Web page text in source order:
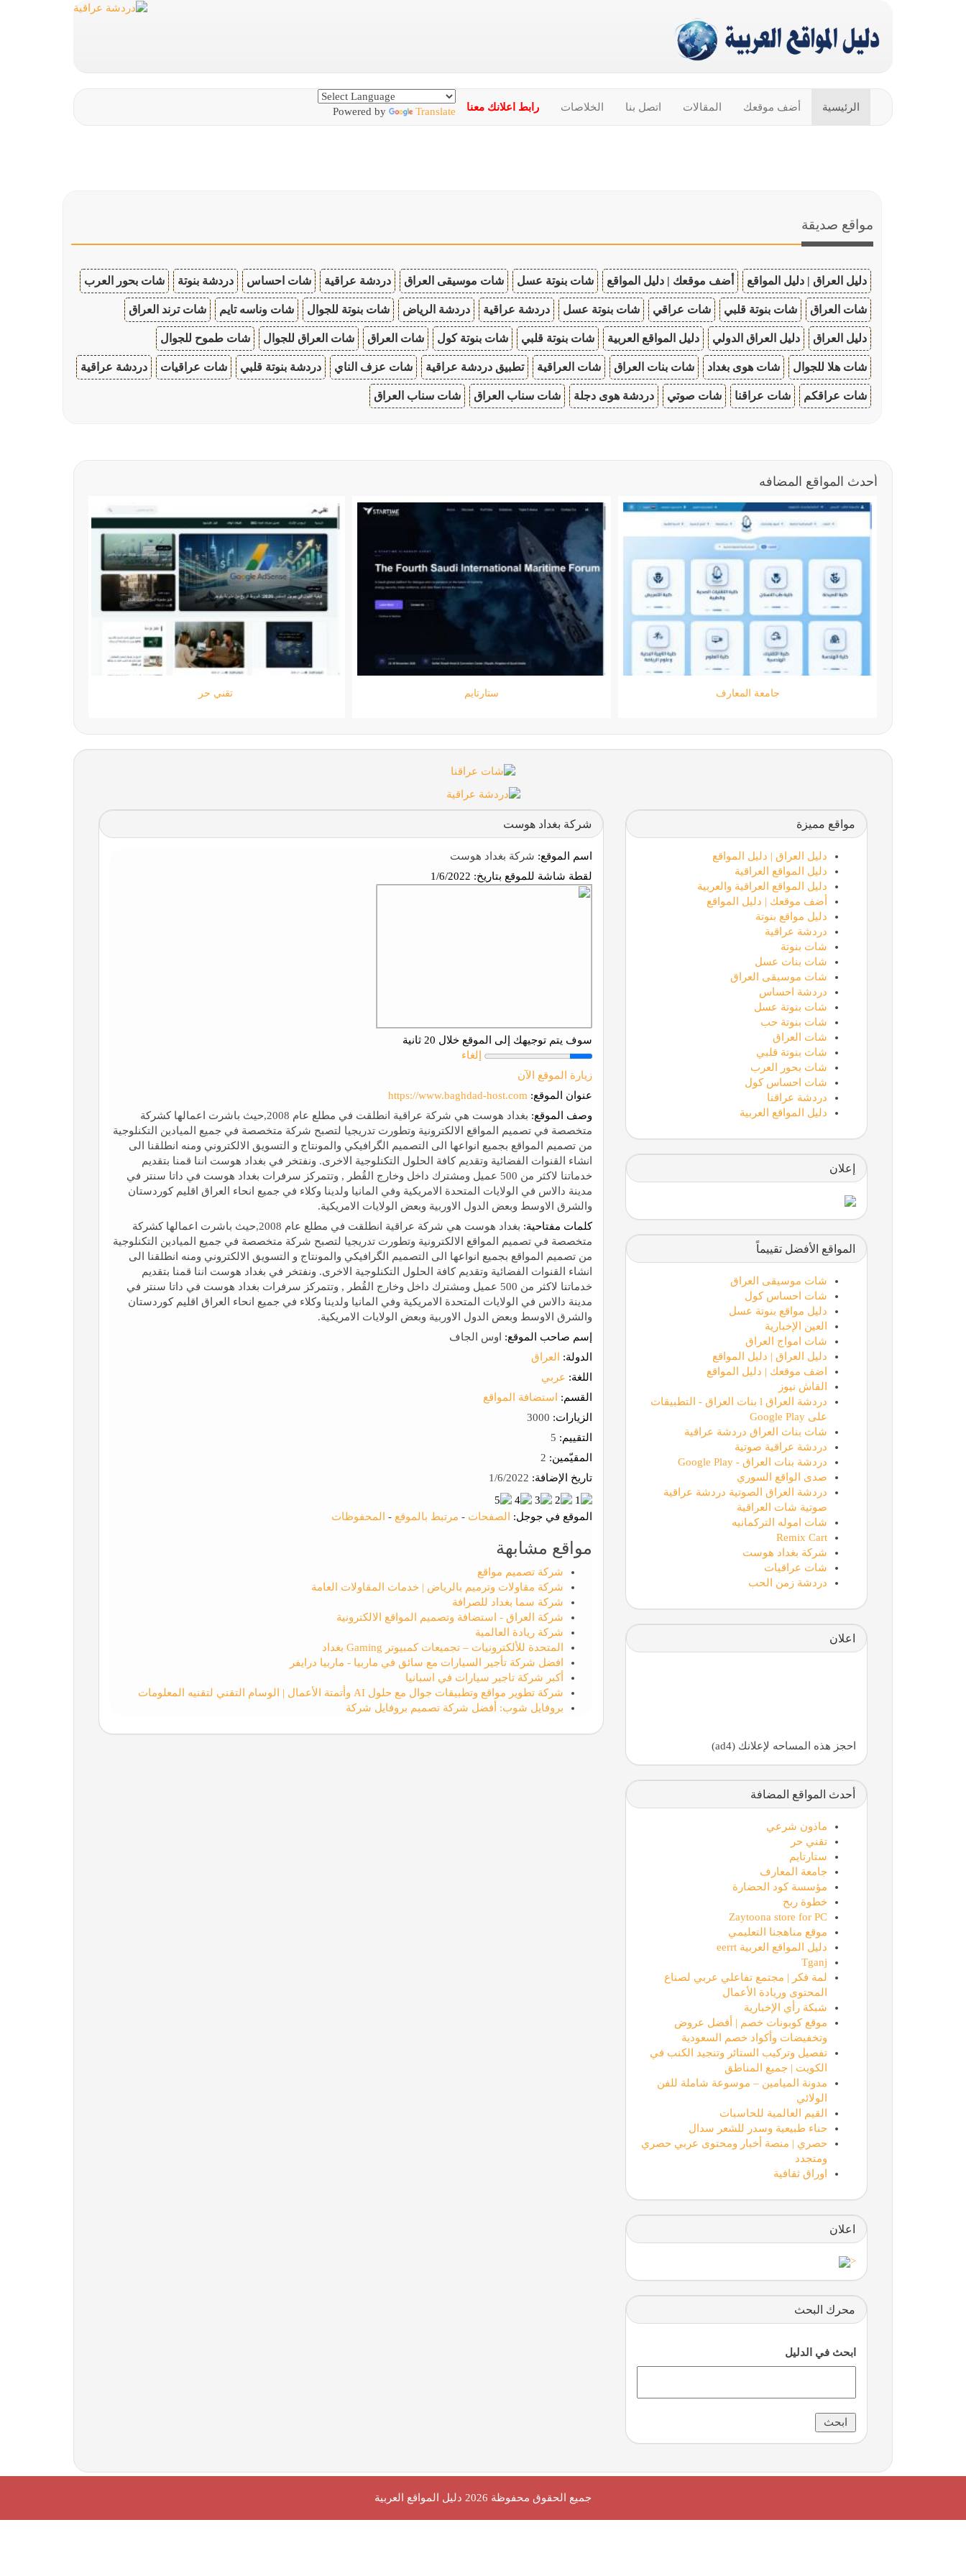
الرئيسية أضف موقعك المقالات اتصل بنا الخلاصات رابط اعلانك معنا Powered by Translate
مواقع صديقة
دليل العراق | دليل المواقع أضف موقعك | دليل المواقع شات بنوتة عسل شات موسيقى العراق دردشة عراقية شات احساس دردشة بنوتة شات بحور العرب
شات العراق شات بنوتة قلبي شات عراقي شات بنوتة عسل دردشة عراقية دردشة الرياض شات بنوتة للجوال شات وناسه تايم شات ترند العراق
دليل العراق دليل العراق الدولي دليل المواقع العربية شات بنوتة قلبي شات بنوتة كول شات العراق شات العراق للجوال شات طموح للجوال
شات هلا للجوال شات هوى بغداد شات بنات العراق شات العراقية تطبيق دردشة عراقية شات عزف الناي دردشة بنوتة قلبي شات عراقيات دردشة عراقية
شات عراقكم شات عراقنا شات صوتي دردشة هوى دجلة شات سناب العراق شات سناب العراق
أحدث المواقع المضافه
ستارتايم جامعة المعارف مؤسسة كود الحضارة
شركة بغداد هوست
اسم الموقع: شركة بغداد هوست
لقطة شاشة للموقع بتاريخ:
سوف يتم توجيهك إلى الموقع خلال 20 ثانية
إلغاء
زيارة الموقع الآن
عنوان الموقع: https://www.baghdad-host.com
وصف الموقع:
بغداد هوست هي شركة عراقية انطلقت في مطلع عام 2008,حيث باشرت اعمالها كشركة
متخصصة في تصميم المواقع الالكترونية وتطورت تدريجيا لتصبح شركة متخصصة في جميع الميادين التكنلوجية
من تصميم المواقع بجميع انواعها الى التصميم الگرافيكي والمونتاج و التسويق الالكتروني ومنه انطلقنا الى
انشاء القنوات الفضائية وتقديم كافة الحلول التكنلوجية الاخرى. ونفتخر في بغداد هوست اننا قمنا بتقديم
خدماتنا لاكثر من 500 عميل ومشترك داخل وخارج القُطر , وتتمركز سرفرات بغداد هوست في داتا سنتر في
مدينة دالاس في الولايات المتحدة الامريكية وفي المانيا ولدينا وكلاء في جميع انحاء العراق اقليم كوردستان
والشرق الاوسط وبعض الدول الاوربية وبعض الولايات الامريكية.
كلمات مفتاحية:
بغداد هوست هي شركة عراقية انطلقت في مطلع عام 2008,حيث باشرت اعمالها كشركة
متخصصة في تصميم المواقع الالكترونية وتطورت تدريجيا لتصبح شركة متخصصة في جميع الميادين التكنلوجية
من تصميم المواقع بجميع انواعها الى التصميم الگرافيكي والمونتاج و التسويق الالكتروني ومنه انطلقنا الى
انشاء القنوات الفضائية وتقديم كافة الحلول التكنلوجية الاخرى. ونفتخر في بغداد هوست اننا قمنا بتقديم
خدماتنا لاكثر من 500 عميل ومشترك داخل وخارج القُطر , وتتمركز سرفرات بغداد هوست في داتا سنتر في
مدينة دالاس في الولايات المتحدة الامريكية وفي المانيا ولدينا وكلاء في جميع انحاء العراق اقليم كوردستان
والشرق الاوسط وبعض الدول الاوربية وبعض الولايات الامريكية.
إسم صاحب الموقع: اوس الجاف
الدولة:
العراق
اللغة: عربي
القسم:
استضافة المواقع
الزيارات:
التقييم:
المقيّمين:
تاريخ الإضافة:
الموقع في جوجل: الصفحات - مرتبط بالموقع - المحفوظات
مواقع مشابهة
شركة تصميم مواقع
شركة مقاولات وترميم بالرياض | خدمات المقاولات العامة
شركة سما بغداد للصرافة
شركة العراق - استضافة وتصميم المواقع الالكترونية
شركة ريادة العالمية
المتحدة للألكترونيات – تجميعات كمبيوتر Gaming بغداد
افضل شركة تأجير السيارات مع سائق في ماربيا - ماربيا درايفر
أكبر شركة تاجير سيارات في اسبانيا
شركة تطوير مواقع وتطبيقات جوال مع حلول AI وأتمتة الأعمال | الوسام التقني لتقنيه المعلومات
بروفايل شوب: أفضل شركة تصميم بروفايل شركة
مواقع مميزة
دليل العراق | دليل المواقع
دليل المواقع العراقية
دليل المواقع العراقية والعربية
أضف موقعك | دليل المواقع
دليل مواقع بنوتة
دردشة عراقية
شات بنوتة
شات بنات عسل
شات موسيقى العراق
دردشة احساس
شات بنوتة عسل
شات بنوتة حب
شات العراق
شات بنوتة قلبي
شات بحور العرب
شات احساس كول
دردشة عراقنا
دليل المواقع العربية
إعلان
المواقع الأفضل تقييماً
شات موسيقى العراق
شات احساس كول
دليل مواقع بنوتة عسل
العين الإخبارية
شات امواج العراق
دليل العراق | دليل المواقع
اضف موقعك | دليل المواقع
القاش نيوز
دردشة العراق l بنات العراق - التطبيقات
على Google Play
شات بنات العراق دردشة عراقية
دردشة عراقية صوتية
دردشة بنات العراق - Google Play
صدى الواقع السوري
دردشة العراق الصوتية دردشة عراقية
صوتية شات العراقية
شات اموله التركمانيه
Remix Cart
شركة بغداد هوست
شات عراقيات
دردشة زمن الحب
اعلان
احجز هذه المساحه لإعلانك (ad4)
أحدث المواقع المضافة
ماذون شرعي
تقني حر
ستارتايم
جامعة المعارف
مؤسسة كود الحضارة
خطوة ربح
Zaytoona store for PC
موقع مناهجنا التعليمي
دليل المواقع العربية eerrt
Tganj
لمة فكر | مجتمع تفاعلي عربي لصناع
المحتوى وريادة الأعمال
شبكة رأي الإخبارية
موقع كوبونات خصم | أفضل عروض
وتخفيضات وأكواد خصم السعودية
تفصيل وتركيب الستائر وتنجيد الكنب في
الكويت | جميع المناطق
مدونة الميامين – موسوعة شاملة للفن
الولائي
القيم العالمية للحاسبات
حناء طبيعية وسدر للشعر سدال
حصري | منصة أخبار ومحتوى عربي حصري
ومتجدد
اوراق ثقافية
اعلان
<
محرك البحث
ابحث في الدليل
جميع الحقوق محفوظة 2026 دليل المواقع العربية